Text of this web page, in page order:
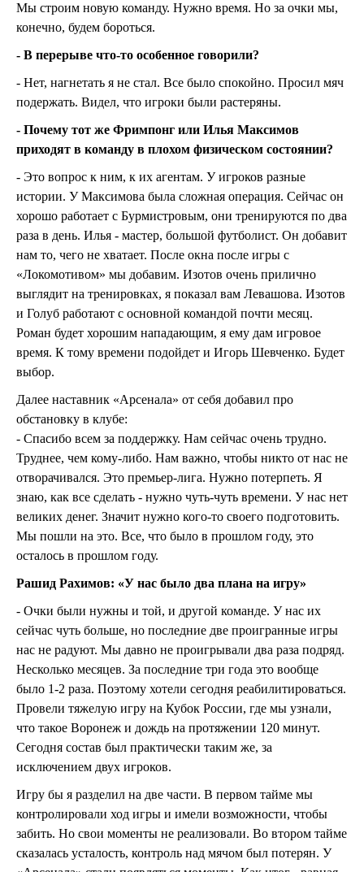
Мы строим новую команду. Нужно время. Но за очки мы,
конечно, будем бороться.
- В перерыве что-то особенное говорили?
- Нет, нагнетать я не стал. Все было спокойно. Просил мяч
подержать. Видел, что игроки были растеряны.
- Почему тот же Фримпонг или Илья Максимов
приходят в команду в плохом физическом состоянии?
- Это вопрос к ним, к их агентам. У игроков разные
истории. У Максимова была сложная операция. Сейчас он
хорошо работает с Бурмистровым, они тренируются по два
раза в день. Илья - мастер, большой футболист. Он добавит
нам то, чего не хватает. После окна после игры с
«Локомотивом» мы добавим. Изотов очень прилично
выглядит на тренировках, я показал вам Левашова. Изотов
и Голуб работают с основной командой почти месяц.
Роман будет хорошим нападающим, я ему дам игровое
время. К тому времени подойдет и Игорь Шевченко. Будет
выбор.
Далее наставник «Арсенала» от себя добавил про
обстановку в клубе:
- Спасибо всем за поддержку. Нам сейчас очень трудно.
Труднее, чем кому-либо. Нам важно, чтобы никто от нас не
отворачивался. Это премьер-лига. Нужно потерпеть. Я
знаю, как все сделать - нужно чуть-чуть времени. У нас нет
великих денег. Значит нужно кого-то своего подготовить.
Мы пошли на это. Все, что было в прошлом году, это
осталось в прошлом году.
Рашид Рахимов: «У нас было два плана на игру»
- Очки были нужны и той, и другой команде. У нас их
сейчас чуть больше, но последние две проигранные игры
нас не радуют. Мы давно не проигрывали два раза подряд.
Несколько месяцев. За последние три года это вообще
было 1-2 раза. Поэтому хотели сегодня реабилитироваться.
Провели тяжелую игру на Кубок России, где мы узнали,
что такое Воронеж и дождь на протяжении 120 минут.
Сегодня состав был практически таким же, за
исключением двух игроков.
Игру бы я разделил на две части. В первом тайме мы
контролировали ход игры и имели возможности, чтобы
забить. Но свои моменты не реализовали. Во втором тайме
сказалась усталость, контроль над мячом был потерян. У